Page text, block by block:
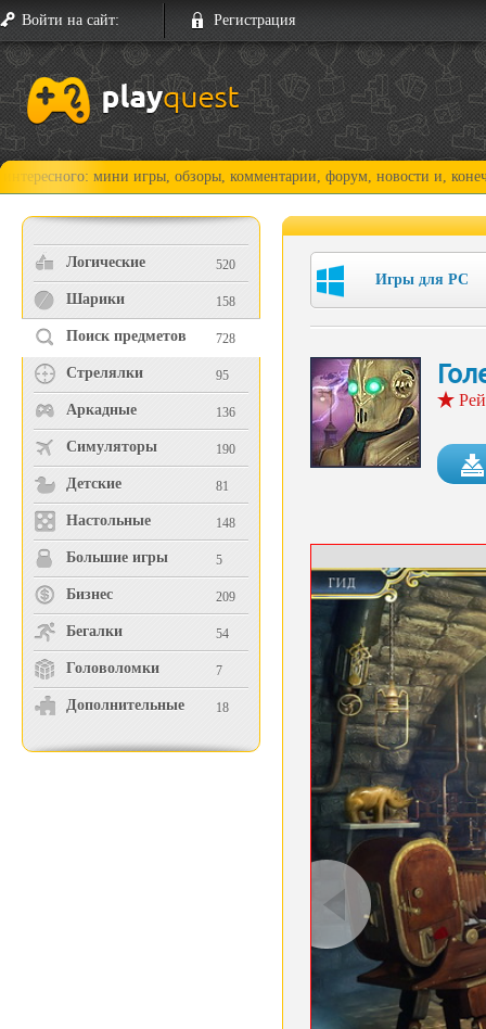
Войти на сайт: Регистрация
мини игры, обзоры, комментарии, форум, новости и, конечно,
Логические 520
Шарики 158
Поиск предметов 728
Стрелялки 95
Аркадные 136
Симуляторы 190
Детские 81
Настольные 148
Большие игры 5
Бизнес 209
Бегалки 54
Головоломки 7
Дополнительные 18
Игры для PC